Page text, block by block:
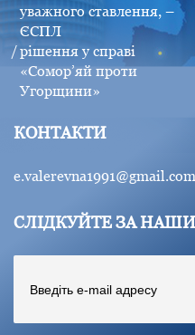
уважного ставлення, –
ЄСПЛ
рішення у справі
«Сомор’яй проти
Угорщини»
КОНТАКТИ
e.valerevna1991@gmail.com
СЛІДКУЙТЕ ЗА